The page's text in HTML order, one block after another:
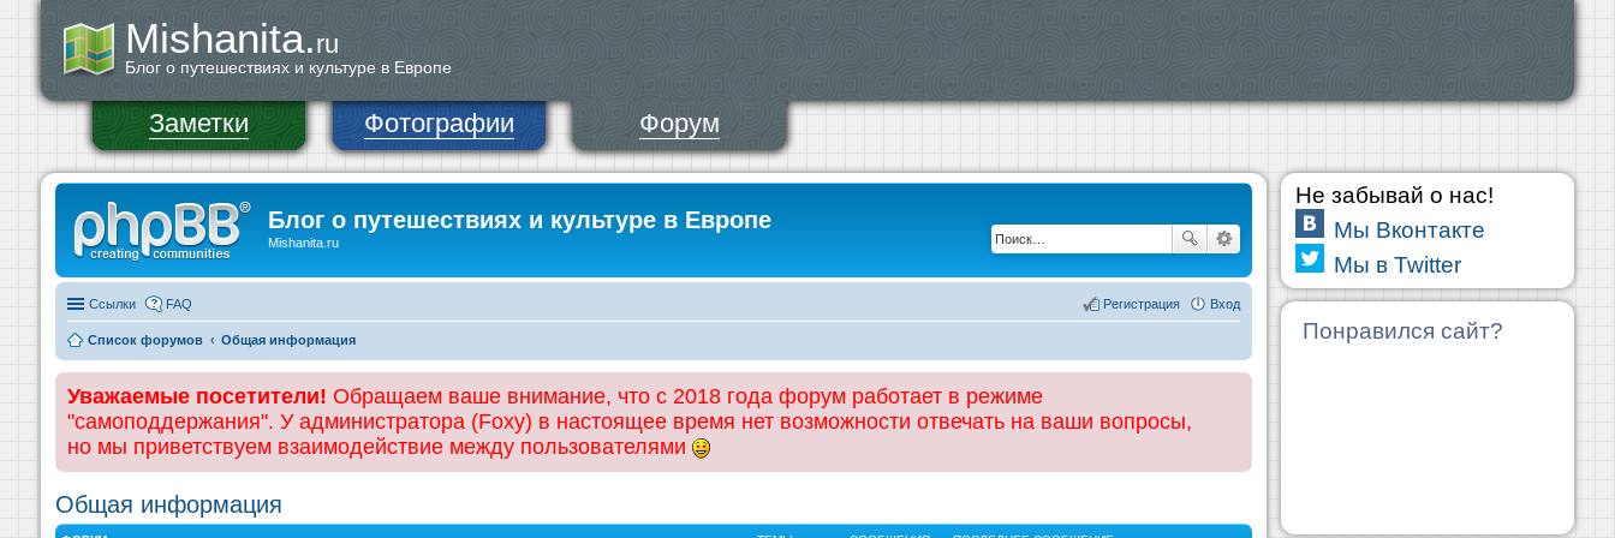
Mishanita.ru
Блог о путешествиях и культуре в Европе
Заметки Фотографии Форум
Блог о путешествиях и культуре в Европе
Mishanita.ru
Ссылки FAQ Вход
Регистрация
Список форумов Общая информация
Уважаемые посетители! Обращаем ваше внимание, что с 2018 года форум работает в режиме
"самоподдержания". У администратора (Foxy) в настоящее время нет возможности отвечать на ваши вопросы,
но мы приветствуем взаимодействие между пользователями
Общая информация
Не забывай о нас!
Мы Вконтакте
Мы в Twitter
Понравился сайт?